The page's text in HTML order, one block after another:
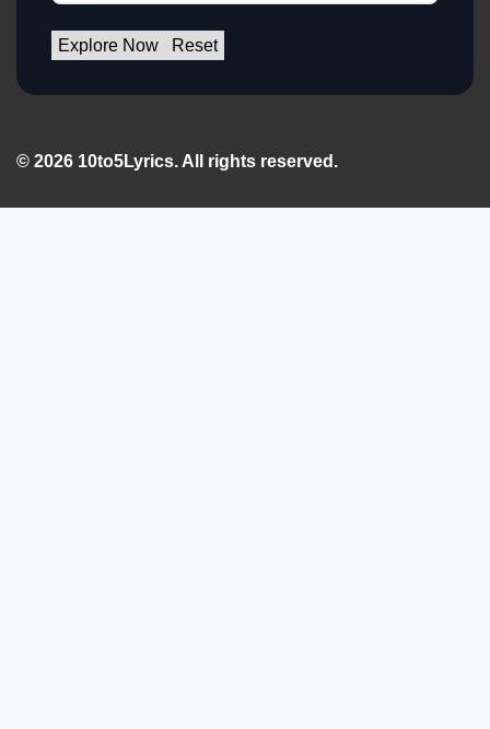
Explore Now Reset
© 2026 10to5Lyrics. All rights reserved.